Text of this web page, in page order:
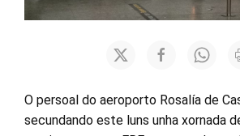
O persoal do aeroporto Rosalía de
secundando este luns unha xornada